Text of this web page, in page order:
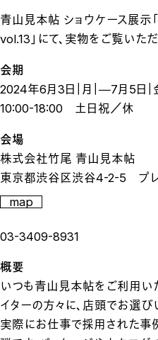
青山見本帖 ショウケース展
vol.13」にて、実物をご覧いただ
会期
2024年6月3日｜月｜―7月5日｜金
10:00-18:00 土日祝／休
会場
株式会社竹尾 青山見本帖
東京都渋谷区渋谷4-2-5 プレ
map
03-3409-8931
概要
いつも青山見本帖をご利用い
イターの方々に、店頭でお選
実際にお仕事で採用された事